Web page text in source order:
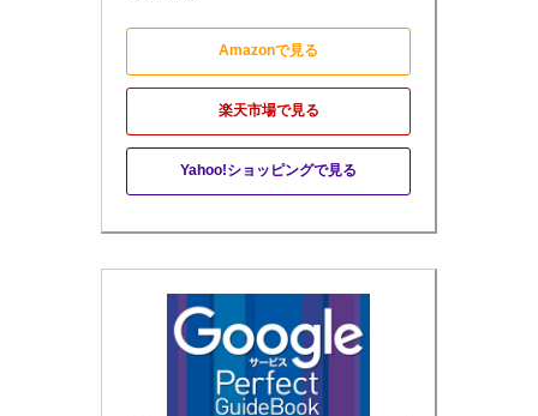
Amazonで見る
楽天市場で見る
Yahoo!ショッピングで見る